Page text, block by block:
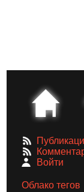
Войти
Облако тегов